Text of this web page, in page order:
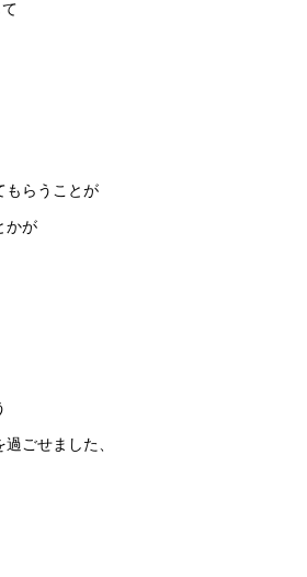
もらうことが
かが
ごせました、